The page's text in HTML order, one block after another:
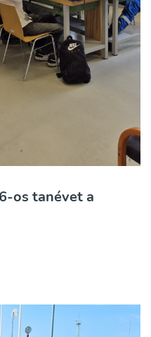
os tanévet a